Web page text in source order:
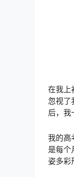
在我上
忽视了
后，我
我的高
是每个
姿多彩